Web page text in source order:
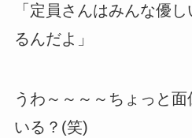
「定員さんはみんな優
るんだよ」
うわ～～～～ちょっと
いる？(笑)